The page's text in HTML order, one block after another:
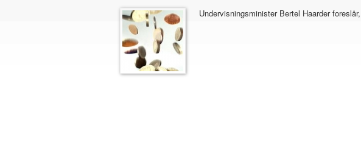
Undervisningsminister Bertel Haarder